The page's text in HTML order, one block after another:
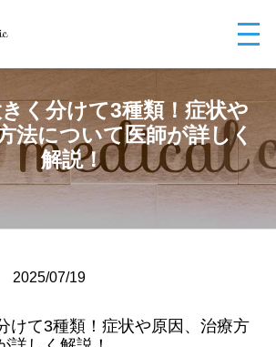
て医師が詳しく解説！
く分けて3種類！症状や
法について医師が詳しく
解説！
2025/07/19
けて3種類！症状や原因、治療方